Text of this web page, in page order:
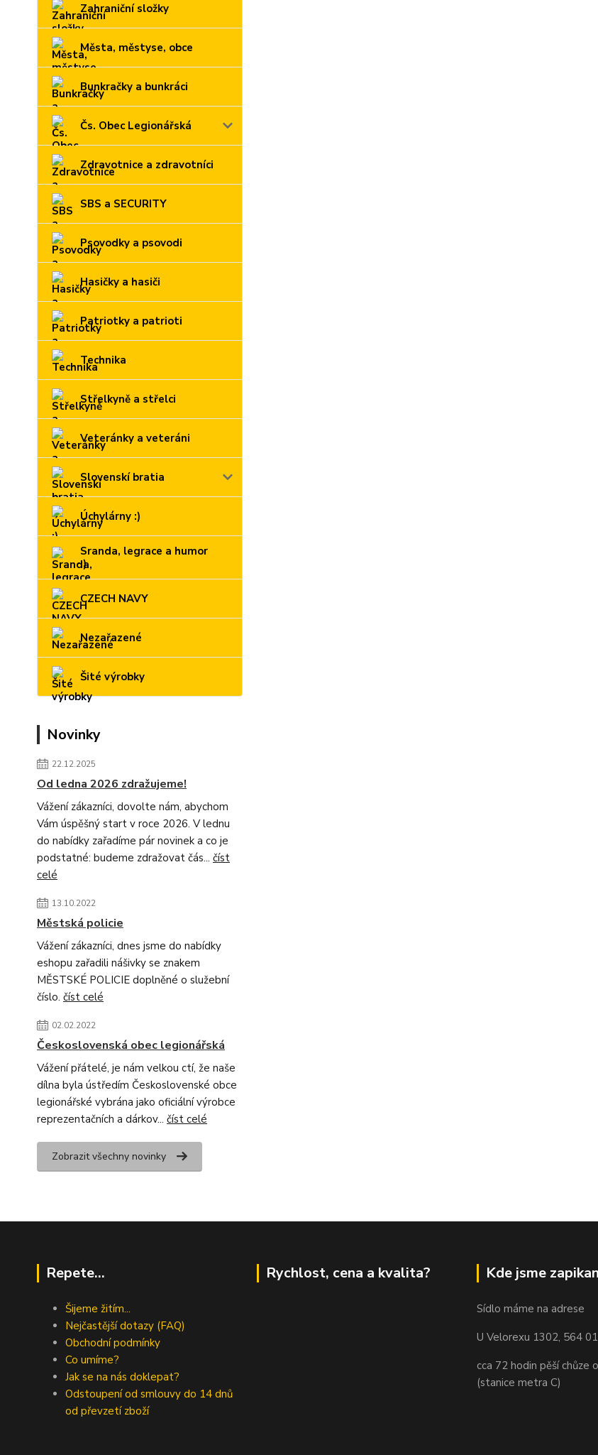
Zahraniční složky
Města, městyse, obce
Bunkračky a bunkráci
Čs. Obec Legionářská
Zdravotnice a zdravotníci
SBS a SECURITY
Psovodky a psovodi
Hasičky a hasiči
Patriotky a patrioti
Technika
Střelkyně a střelci
Veteránky a veteráni
Slovenskí bratia
Úchylárny :)
Sranda, legrace a humor
:)
CZECH NAVY
Nezařazené
Šité výrobky
Novinky
22.12.2025
Od ledna 2026 zdražujeme!
Vážení zákazníci, dovolte nám, abychom
Vám úspěšný start v roce 2026. V lednu
do nabídky zařadíme pár novinek a co je
podstatné: budeme zdražovat čás... číst
celé
13.10.2022
Městská policie
Vážení zákazníci, dnes jsme do nabídky
eshopu zařadili nášivky se znakem
MĚSTSKÉ POLICIE doplněné o služební
číslo. číst celé
02.02.2022
Československá obec legionářská
Vážení přátelé, je nám velkou ctí, že naše
dílna byla ústředím Československé obce
legionářské vybrána jako oficiální výrobce
reprezentačních a dárkov... číst celé
Zobrazit všechny novinky
Repete...
Šijeme žitím...
Nejčastější dotazy (FAQ)
Obchodní podmínky
Co umíme?
Jak se na nás doklepat?
Odstoupení od smlouvy do 14 dnů
od převzetí zboží
Rychlost, cena a kvalita? Kde jsme
Sídlo máme na adrese
U Velorexu 1302, 564
cca 72 hodin pěší chůze
(stanice metra C)